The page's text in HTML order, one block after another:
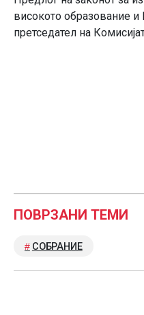
високото образование
претседател на
ПОВРЗАНИ ТЕМИ
СОБРАНИЕ